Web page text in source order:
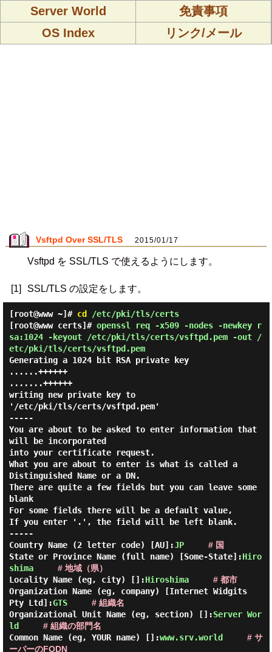
Server World
免責事項
OS Index
リンク/メール
Vsftpd Over SSL/TLS 2015/01/17
Vsftpd を SSL/TLS で使えるようにします。
[1] SSL/TLS の設定をします。
[root@www ~]# cd /etc/pki/tls/certs
[root@www certs]# openssl req -x509 -nodes -newkey r
sa:1024 -keyout /etc/pki/tls/certs/vsftpd.pem -out /
etc/pki/tls/certs/vsftpd.pem
Generating a 1024 bit RSA private key
......++++++
.......++++++
writing new private key to
'/etc/pki/tls/certs/vsftpd.pem'
-----
You are about to be asked to enter information that
will be incorporated
into your certificate request.
What you are about to enter is what is called a
Distinguished Name or a DN.
There are quite a few fields but you can leave some
blank
For some fields there will be a default value,
If you enter '.', the field will be left blank.
-----
Country Name (2 letter code) [AU]:JP
# 国
State or Province Name (full name) [Some-State]:Hiro
shima
# 地域（県）
Locality Name (eg, city) []:Hiroshima
# 都市
Organization Name (eg, company) [Internet Widgits
Pty Ltd]:GTS
# 組織名
Organizational Unit Name (eg, section) []:Server Wor
ld
# 組織の部門名
Common Name (eg, YOUR name) []:www.srv.world
# サ
ーバーのFQDN